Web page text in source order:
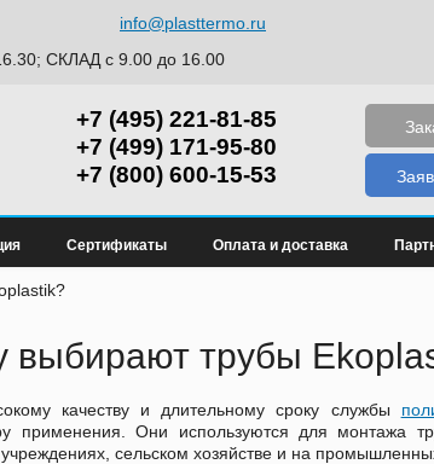
info@plasttermo.ru
СКЛАД с 9.00 до 16.00
+7 (495) 221-81-85
+7 (499) 171-95-80
+7 (800) 600-15-53
Сертификаты Оплата и доставка
выбирают трубы
качеству и длительному сроку службы
применения. Они используются для монтажа
сельском хозяйстве и на